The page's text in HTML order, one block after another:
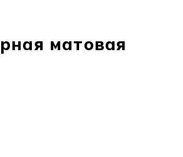
матовая